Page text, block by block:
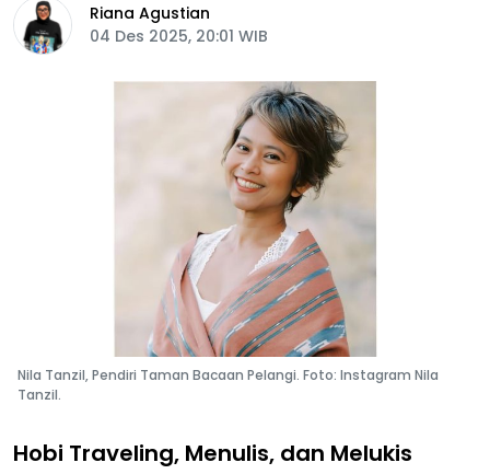
Riana Agustian
04 Des 2025, 20:01 WIB
Nila Tanzil, Pendiri Taman Bacaan Pelangi. Foto: Instagram Nila
Tanzil.
Hobi Traveling, Menulis, dan Melukis